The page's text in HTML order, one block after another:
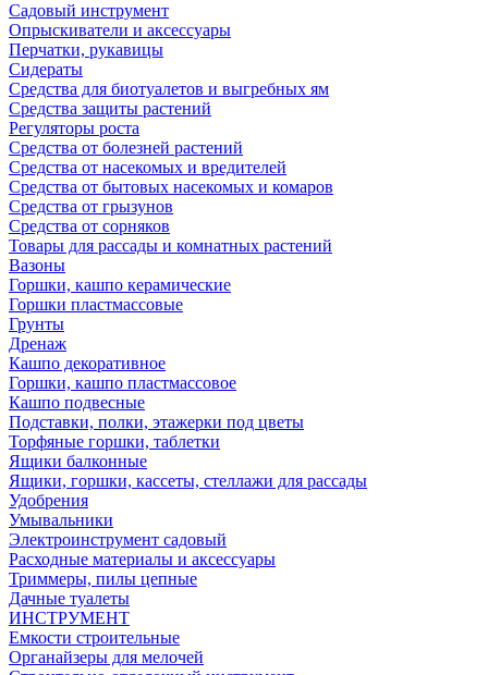
Садовый инструмент
Опрыскиватели и аксессуары
Перчатки, рукавицы
Сидераты
Средства для биотуалетов и выгребных ям
Средства защиты растений
Регуляторы роста
Средства от болезней растений
Средства от насекомых и вредителей
Средства от бытовых насекомых и комаров
Средства от грызунов
Средства от сорняков
Товары для рассады и комнатных растений
Вазоны
Горшки, кашпо керамические
Горшки пластмассовые
Грунты
Дренаж
Кашпо декоративное
Горшки, кашпо пластмассовое
Кашпо подвесные
Подставки, полки, этажерки под цветы
Торфяные горшки, таблетки
Ящики балконные
Ящики, горшки, кассеты, стеллажи для рассады
Удобрения
Умывальники
Электроинструмент садовый
Расходные материалы и аксессуары
Триммеры, пилы цепные
Дачные туалеты
ИНСТРУМЕНТ
Емкости строительные
Органайзеры для мелочей